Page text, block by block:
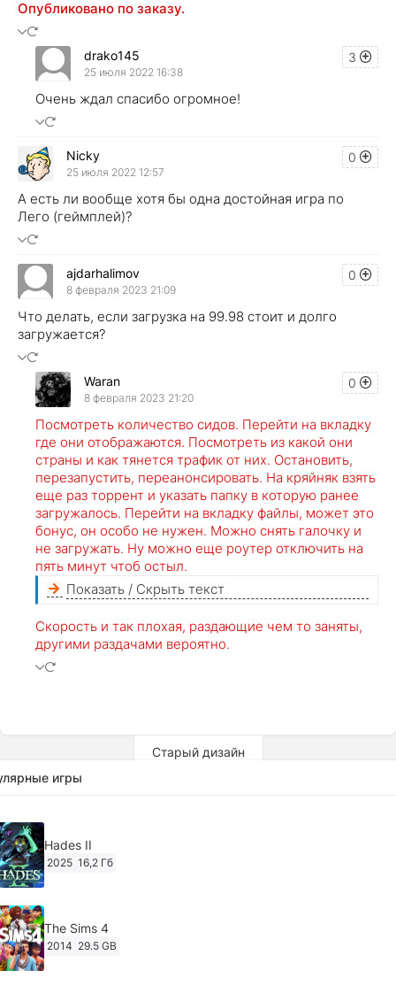
Опубликовано по заказу.
3
drako145
25 июля 2022 16:38
Очень ждал спасибо огромное!
0
Nicky
25 июля 2022 12:57
А есть ли вообще хотя бы одна достойная игра по
Лего (геймплей)?
0
ajdarhalimov
8 февраля 2023 21:09
Что делать, если загрузка на 99.98 стоит и долго
загружается?
0
Waran
8 февраля 2023 21:20
Посмотреть количество сидов. Перейти на вкладку
где они отображаются. Посмотреть из какой они
страны и как тянется трафик от них. Остановить,
перезапустить, переанонсировать. На кряйняк взять
еще раз торрент и указать папку в которую ранее
загружалось. Перейти на вкладку файлы, может это
бонус, он особо не нужен. Можно снять галочку и
не загружать. Ну можно еще роутер отключить на
пять минут чтоб остыл.
Показать / Скрыть текст
Скорость и так плохая, раздающие чем то заняты,
другими раздачами вероятно.
Старый дизайн
игры
Hades II
2025 16,2 Гб
The Sims 4
2014 29.5 GB